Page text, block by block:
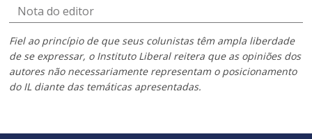
Nota do editor
Fiel ao princípio de que seus colunistas têm ampla liberdade
de se expressar, o Instituto Liberal reitera que as opiniões dos
autores não necessariamente representam o posicionamento
do IL diante das temáticas apresentadas.